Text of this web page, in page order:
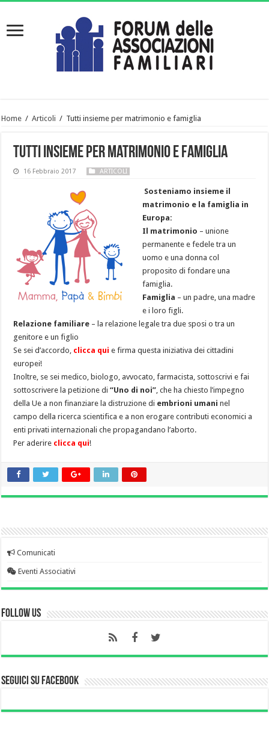
Home / Articoli / Tutti insieme per matrimonio e famiglia
Tutti insieme per matrimonio e famiglia
16 Febbraio 2017 ARTICOLI
Sosteniamo insieme il
matrimonio e la famiglia in
Europa:
Il matrimonio – unione
permanente e fedele tra un
uomo e una donna col
proposito di fondare una
famiglia.
Famiglia – un padre, una madre
e i loro figli.
Relazione familiare – la relazione legale tra due sposi o tra un
genitore e un figlio
Se sei d’accordo, clicca qui e firma questa iniziativa dei cittadini
europei!
Inoltre, se sei medico, biologo, avvocato, farmacista, sottoscrivi e fai
sottoscrivere la petizione di“Uno di noi” , che ha chiesto l’impegno
della Ue a non finanziare la distruzione di embrioni umani nel
campo della ricerca scientifica e a non erogare contributi economici a
enti privati internazionali che propagandano l’aborto.
Per aderire clicca qui!
Comunicati
Eventi Associativi
Follow Us
Seguici su Facebook